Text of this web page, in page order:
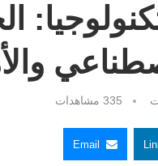
335 مشاهدات
Email